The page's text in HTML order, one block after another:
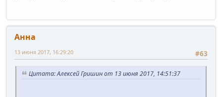
Анна
#63
13 июня 2017, 16:29:20
Цитата: Алексей Гришин от 13 июня 2017, 14:51:37